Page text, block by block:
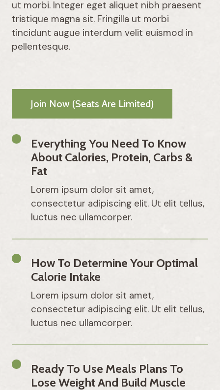
ut morbi. Integer eget aliquet nibh praesent
tristique magna sit. Fringilla ut morbi
tincidunt augue interdum velit euismod in
pellentesque.
Join Now (seats Are Limited)
Everything You Need To Know
About Calories, Protein, Carbs &
Fat
Lorem ipsum dolor sit amet,
consectetur adipiscing elit. Ut elit tellus,
luctus nec ullamcorper.
How To Determine Your Optimal
Calorie Intake
Lorem ipsum dolor sit amet,
consectetur adipiscing elit. Ut elit tellus,
luctus nec ullamcorper.
Ready To Use Meals Plans To
Lose Weight And Build Muscle